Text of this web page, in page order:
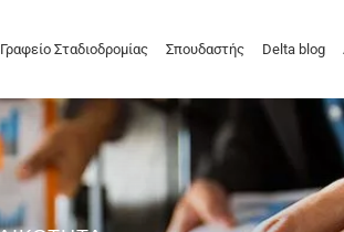
Γραφείο Σταδιοδρομίας Σπουδαστής Delta blog